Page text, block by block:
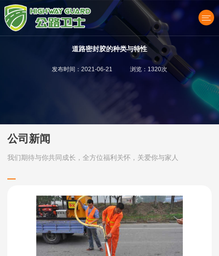
产品中心
道路密封胶的种类与特性
发布时间：2021-06-21 浏览：1320次
公司新闻
我们期待与你共同成长，全方位福利关怀，关爱你与家人